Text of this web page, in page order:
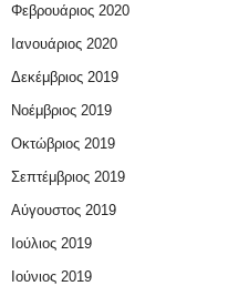
Φεβρουάριος 2020
Ιανουάριος 2020
Δεκέμβριος 2019
Νοέμβριος 2019
Οκτώβριος 2019
Σεπτέμβριος 2019
Αύγουστος 2019
Ιούλιος 2019
Ιούνιος 2019